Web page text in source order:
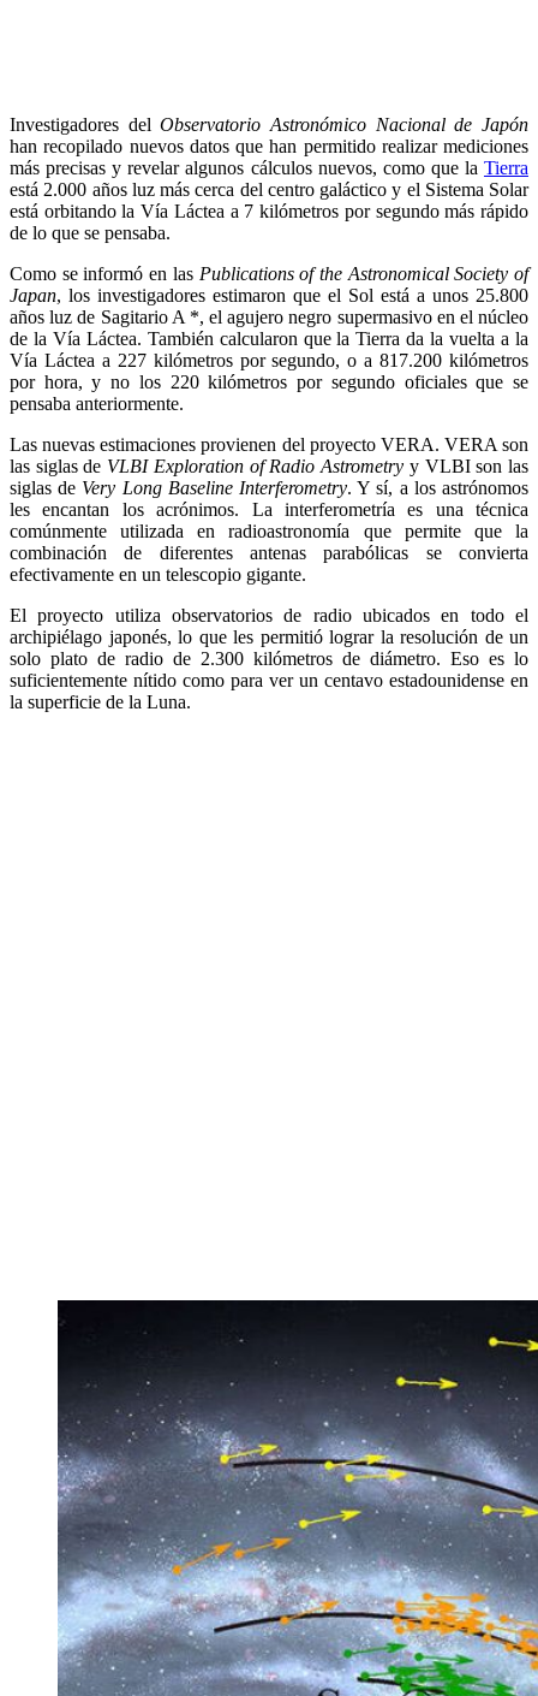
Investigadores delObservatorio Astronómico Nacional de Japón
han recopilado nuevos datos que han permitido realizar mediciones
más precisas y revelar algunos cálculos nuevos, como que la Tierra
está 2.000 años luz más cerca del centro galáctico y el Sistema Solar
está orbitando la Vía Láctea a 7 kilómetros por segundo más rápido
de lo que se pensaba.
Como se informó en las Publications of the Astronomical Society of
Japan, los investigadores estimaron que el Sol está a unos 25.800
años luz de Sagitario A *, el agujero negro supermasivo en el núcleo
de la Vía Láctea. También calcularon que la Tierra da la vuelta a la
Vía Láctea a 227 kilómetros por segundo, o a 817.200 kilómetros
por hora, y no los 220 kilómetros por segundo oficiales que se
pensaba anteriormente.
Las nuevas estimaciones provienen del proyecto VERA. VERA son
las siglas de VLBI Exploration of Radio Astrometry y VLBI son las
siglas de Very Long Baseline Interferometry. Y sí, a los astrónomos
les encantan los acrónimos. La interferometría es una técnica
comúnmente utilizada en radioastronomía que permite que la
combinación de diferentes antenas parabólicas se convierta
efectivamente en un telescopio gigante.
El proyecto utiliza observatorios de radio ubicados en todo el
archipiélago japonés, lo que les permitió lograr la resolución de un
solo plato de radio de 2.300 kilómetros de diámetro. Eso es lo
suficientemente nítido como para ver un centavo estadounidense en
la superficie de la Luna.